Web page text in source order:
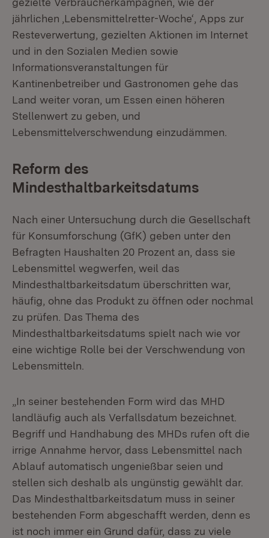
jährlichen ‚Lebensmittelretter-Woche‘, Apps zur
Resteverwertung, gezielten Aktionen im Internet
und in den Sozialen Medien sowie
Informationsveranstaltungen für
Kantinenbetreiber und Gastronomen gehe das
Land weiter voran, um Essen einen höheren
Stellenwert zu geben, und
Lebensmittelverschwendung einzudämmen.
Reform des
Mindesthaltbarkeitsdatums
Nach einer Untersuchung durch die Gesellschaft
für Konsumforschung (GfK) geben unter den
Befragten Haushalten 20 Prozent an, dass sie
Lebensmittel wegwerfen, weil das
Mindesthaltbarkeitsdatum überschritten war,
häufig, ohne das Produkt zu öffnen oder nochmal
zu prüfen. Das Thema des
Mindesthaltbarkeitsdatums spielt nach wie vor
eine wichtige Rolle bei der Verschwendung von
Lebensmitteln.
„In seiner bestehenden Form wird das MHD
landläufig auch als Verfallsdatum bezeichnet.
Begriff und Handhabung des MHDs rufen oft die
irrige Annahme hervor, dass Lebensmittel nach
Ablauf automatisch ungenießbar seien und
stellen sich deshalb als ungünstig gewählt dar.
Das Mindesthaltbarkeitsdatum muss in seiner
bestehenden Form abgeschafft werden, denn es
ist noch immer ein Grund dafür, dass zu viele